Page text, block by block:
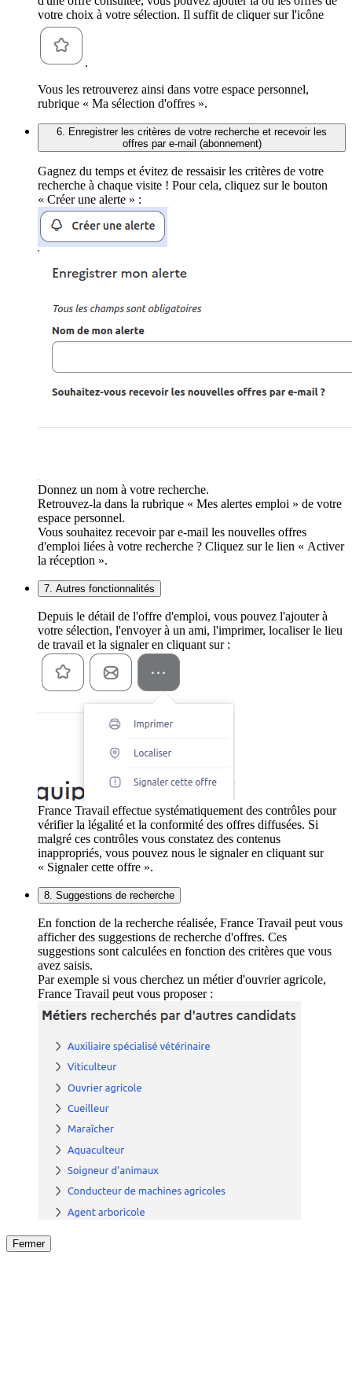
votre choix à votre sélection. Il suffit de cliquer sur l'icône
.
Vous les retrouverez ainsi dans votre espace personnel,
rubrique « Ma sélection d'offres ».
6. Enregistrer les critères de votre recherche et recevoir les
offres par e-mail (abonnement)
Gagnez du temps et évitez de ressaisir les critères de votre
recherche à chaque visite ! Pour cela, cliquez sur le bouton
« Créer une alerte » :
Donnez un nom à votre recherche.
Retrouvez-la dans la rubrique « Mes alertes emploi » de votre
espace personnel.
Vous souhaitez recevoir par e-mail les nouvelles offres
d'emploi liées à votre recherche ? Cliquez sur le lien « Activer
la réception ».
7. Autres fonctionnalités
Depuis le détail de l'offre d'emploi, vous pouvez l'ajouter à
votre sélection, l'envoyer à un ami, l'imprimer, localiser le lieu
de travail et la signaler en cliquant sur :
France Travail effectue systématiquement des contrôles pour
vérifier la légalité et la conformité des offres diffusées. Si
malgré ces contrôles vous constatez des contenus
inappropriés, vous pouvez nous le signaler en cliquant sur
« Signaler cette offre ».
8. Suggestions de recherche
En fonction de la recherche réalisée, France Travail peut vous
afficher des suggestions de recherche d'offres. Ces
suggestions sont calculées en fonction des critères que vous
avez saisis.
Par exemple si vous cherchez un métier d'ouvrier agricole,
France Travail peut vous proposer :
Fermer